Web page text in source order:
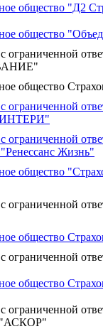
общество "Д2
общество
ограниченной
общество
ограниченной
ИНТЕРИ"
ограниченной
Жизнь"
общество
ограниченной
общество
ограниченной
общество
ограниченной
"АСКОР"